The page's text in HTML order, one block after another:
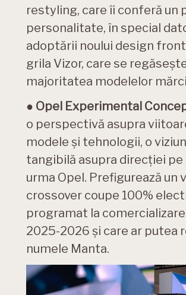
restyling, care îi conferă un
personalitate, în special
adoptării noului design
grila Vizor, care se
majoritatea modelelor
● Opel Experimental
o perspectivă asupra
modele și tehnologii, o
tangibilă asupra direcției pe
urma Opel. Prefigurează un
crossover coupe 100%
programat la
2025-2026 și care ar putea
numele Manta.